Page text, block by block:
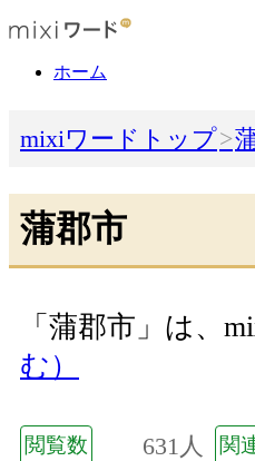
ホーム
mixiワードトップ
蒲郡市
「蒲郡市」は、
む）
閲覧数 631人 関